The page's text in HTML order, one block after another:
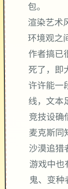
包。
渲染艺术
环境观之
作者搞已
死了，即
许许能一
线，文本
竞技设确
麦克斯同
沙漠追猎
游戏中
鬼、变种